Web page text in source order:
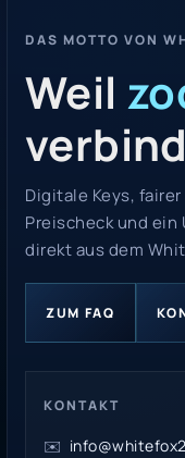
DAS MOTTO VON
Weil
Digitale Keys,
Preischeck und
direkt aus dem
ZUM FAQ
KONTAKT
✉️